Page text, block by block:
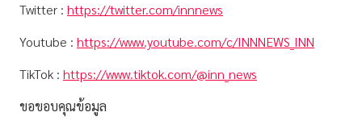
Twitter : https://twitter.com/innnews
Youtube : https://www.youtube.com/c/INNNEWS_INN
TikTok : https://www.tiktok.com/@inn_news
ขอขอบคุณข้อมูล